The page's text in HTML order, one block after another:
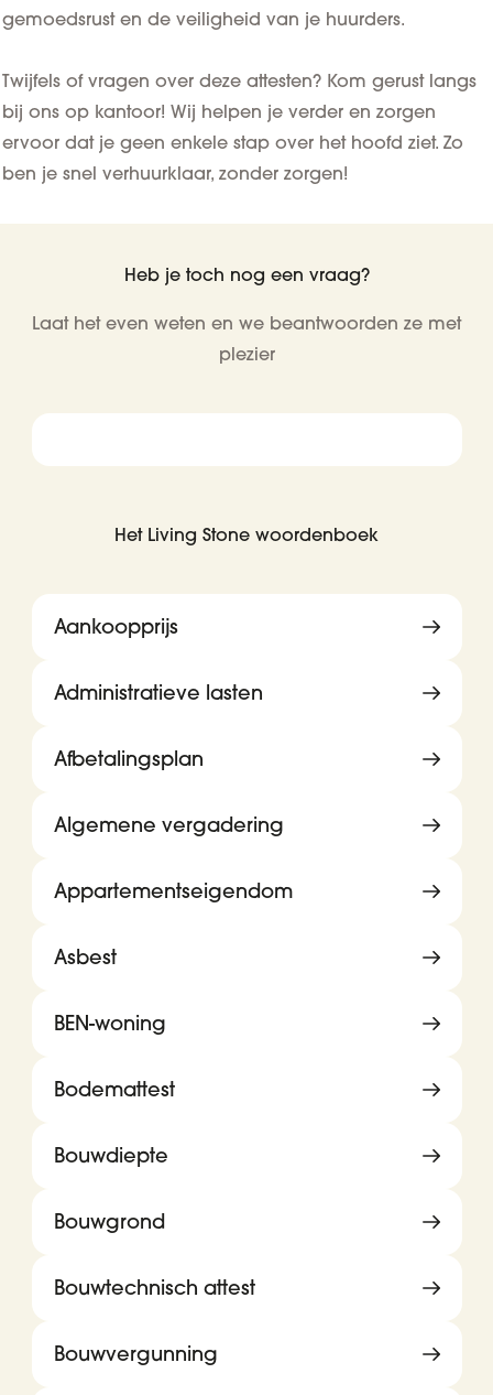
gemoedsrust en de veiligheid van je huurders.
Twijfels of vragen over deze attesten? Kom gerust langs
bij ons op kantoor! Wij helpen je verder en zorgen
ervoor dat je geen enkele stap over het hoofd ziet. Zo
ben je snel verhuurklaar, zonder zorgen!
Heb je toch nog een vraag?
Laat het even weten en we beantwoorden ze met
plezier
Het Living Stone woordenboek
Aankoopprijs
Administratieve lasten
Afbetalingsplan
Algemene vergadering
Appartementseigendom
Asbest
BEN-woning
Bodemattest
Bouwdiepte
Bouwgrond
Bouwtechnisch attest
Bouwvergunning